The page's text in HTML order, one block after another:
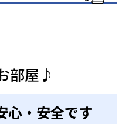
部屋♪
心・安全です